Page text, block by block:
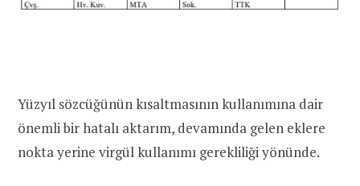
Yüzyıl sözcüğünün kısaltmasının kullanımına dair
önemli bir hatalı aktarım, devamında gelen eklere
nokta yerine virgül kullanımı gerekliliği yönünde.